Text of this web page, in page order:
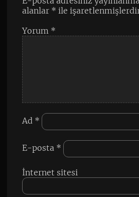
alanlar * ile
Yorum *
Ad *
E-posta *
İnternet sitesi